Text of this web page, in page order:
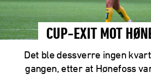
CUP-EXIT MOT
Det ble dessverre ingen
gangen, etter at Hønefoss